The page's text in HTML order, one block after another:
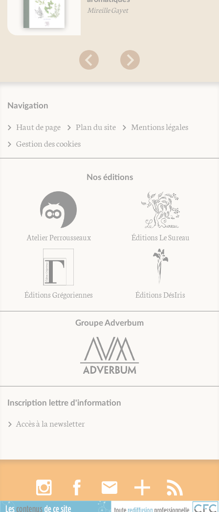
Mireille Gayet
Navigation
Haut de page Plan du site
Mentions légales
Gestion des cookies
Nos éditions
Atelier Perrousseaux Éditions Le Sureau
Éditions Grégoriennes Éditions DésIris
Groupe Adverbum
Inscription lettre d'information
Accès à la newsletter